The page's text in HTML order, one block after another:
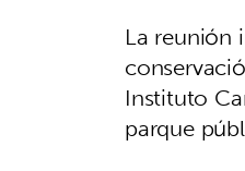
La reunión
Instituto
parque